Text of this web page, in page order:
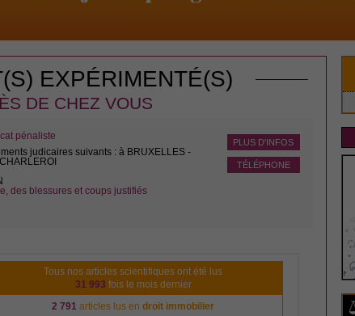
EXPÉRIMENTÉ(S)
DE CHEZ VOUS
PLUS D'INFOS
TÉLÉPHONE
pénaliste
judicaires suivants : à BRUXELLES -
des blessures et coups justifiés
Tous nos articles scientifiques ont été lus
31 993 fois le mois dernier
2 791 articles lus endroit immobilier